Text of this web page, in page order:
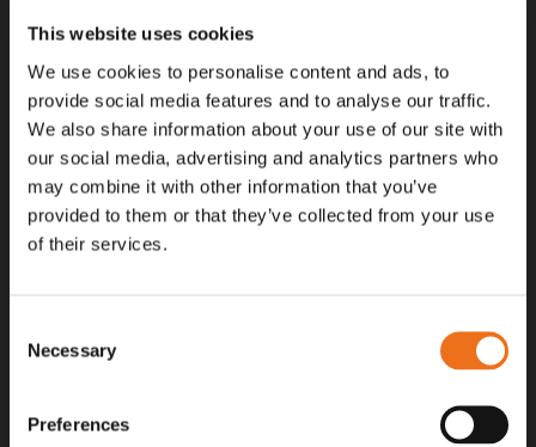
This website uses cookies
We use cookies to personalise content and ads, to
provide social media features and to analyse our traffic.
We also share information about your use of our site with
our social media, advertising and analytics partners who
may combine it with other information that you’ve
provided to them or that they’ve collected from your use
of their services.
Selection
Necessary
Preferences
gäller inte vid köp av enskild produkt, till exempel
reservdel. Kontakta din lokala återförsäljare för aktuella priser.
Surgatan 12, 602 28
Norrköping, Sweden
+46 (0)11 – 19 70 40
marknad@nordfarm.se